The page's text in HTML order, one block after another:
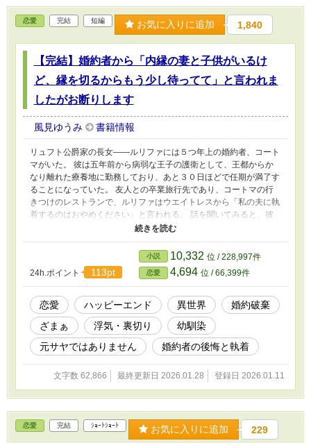
恋愛 完結 短編 お気に入りに追加 1,840
【完結】婚約者から「内縁の妻と子供がいるけ
ど、縁を切るからもう少し待ってて」と言われま
したがお断りします
風見ゆうみ 書籍情報
リュフト公爵家の長女――ルリファには５つ年上の婚約者、コート
マがいた。 彼は五年前から病弱な王子の護衛として、王都からか
なり離れた療養地に勤務しており、あと３０日ほどで任期が満了す
ることになっていた。 友人との卒業旅行先であり、コートマの行
きつけのレストランで、ルリファはウエイトレスから「私の夫に執
着するのはおやめください」と言われる。 話を聞いてみると、彼
女とコートマは同棲中で彼との間にできた子供もおり、ルリファが
婚約の解消を嫌がっているため、正式に結婚できないのだと言って
いると言う。 ショックを受けたルリファがコートマに問いただす
と、彼は眉尻を下げてこう言った。 「正直に言う。俺には内縁の
妻と子供がいるけど、縁を切るからもう少し待ってて」 ルリファ
は自分の耳を疑った。
24h.ポイント 113pt
小説 10,332 位 / 228,997件
恋愛 4,694 位 / 66,399件
恋愛 ハッピーエンド 異世界
婚約破棄
ざまぁ
浮気・裏切り
幼馴染
元サヤではありません
婚約者の後悔と執着
文字数 62,866 最終更新日 2026.01.28 登録日 2026.01.11
恋愛 完結 ｼｮｰﾄｼｮｰﾄ お気に入りに追加 229